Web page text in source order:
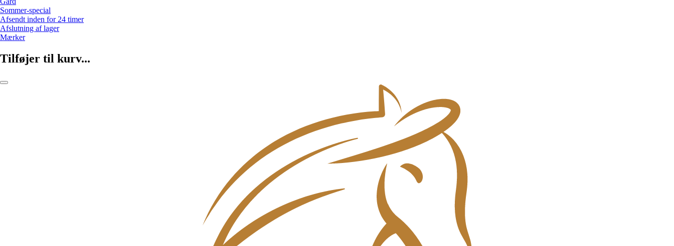
Sommer-special
Afsendt inden for 24 timer
Afslutning af lager
Mærker
Tilføjer til kurv...